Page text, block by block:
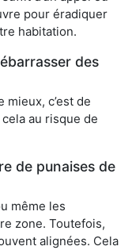
pour éradiquer
habitation.
des
c’est de
au risque de
de punaises de
même les
zone. Toutefois,
alignées. Cela